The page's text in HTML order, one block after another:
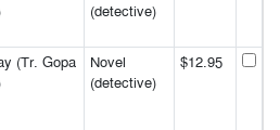
(detective)
(Tr. Gopa
Novel
(detective)
$12.95